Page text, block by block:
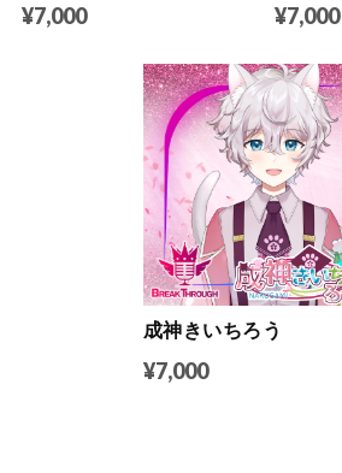
¥7,000 ¥7,000
成神きいちろう
¥7,000